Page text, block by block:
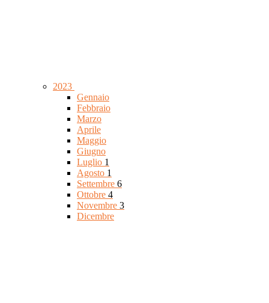
2023
Gennaio
Febbraio
Marzo
Aprile
Maggio
Giugno
Luglio 1
Agosto 1
Settembre 6
Ottobre 4
Novembre 3
Dicembre